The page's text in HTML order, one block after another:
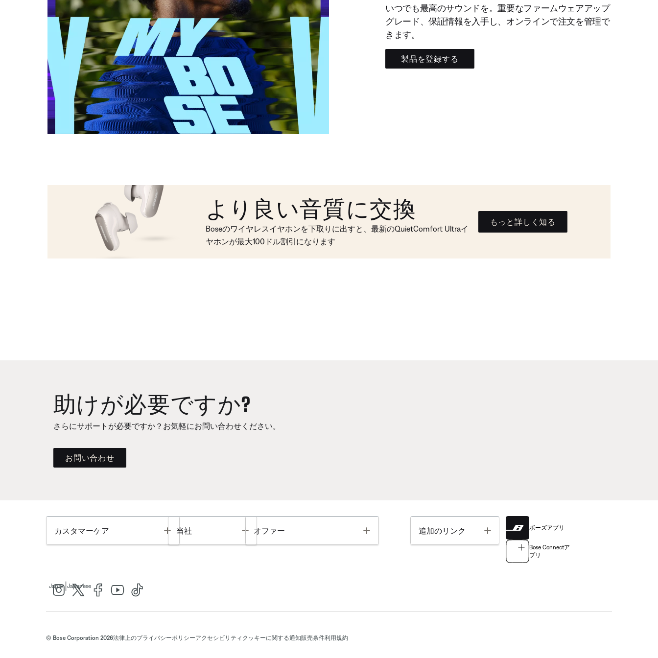
いつでも最高のサウンドを。重要なファームウェアアップ
グレード、保証情報を入手し、オンラインで注文を管理で
きます。
製品を登録する
より良い音質に交換
Boseのワイヤレスイヤホンを下取りに出すと、最新のQuietComfort Ultraイ
ヤホンが最大100ドル割引になります
もっと詳しく知る
助けが必要ですか?
さらにサポートが必要ですか？お気軽にお問い合わせください。
お問い合わせ
カスタマーケア Toggle
当社 Toggle
オファー Toggle 追加のリンク Toggle ボーズアプリ
Bose Connectア
プリ
Japan Japanese
© Bose Corporation 2026法律上のプライバシーポリシーアクセシビリティ クッキーに関する通知販売条件利用規約